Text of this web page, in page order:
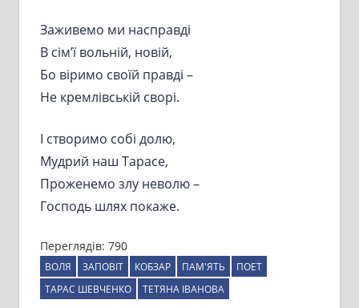
Заживемо ми насправді
В сім’ї вольній, новій,
Бо віримо своїй правді –
Не кремлівській сворі.
І створимо собі долю,
Мудрий наш Тарасе,
Проженемо злу неволю –
Господь шлях покаже.
Переглядів: 790
ВОЛЯ ЗАПОВІТ КОБЗАР ПАМ'ЯТЬ
ПОЕТ
ТАРАС ШЕВЧЕНКО
ТЕТЯНА ІВАНОВА